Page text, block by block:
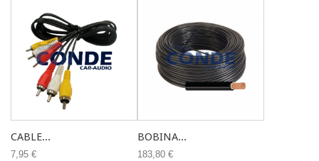
CABLE...
7,95 €
BOBINA...
183,80 €